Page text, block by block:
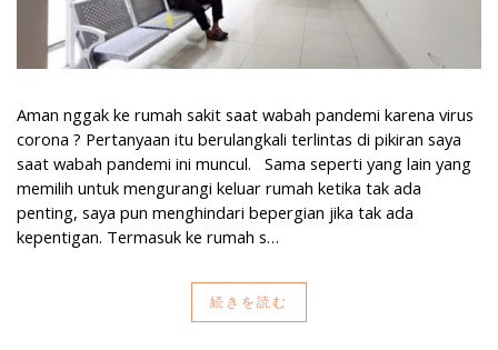
Aman nggak ke rumah sakit saat wabah pandemi karena virus
corona ? Pertanyaan itu berulangkali terlintas di pikiran saya
saat wabah pandemi ini muncul. Sama seperti yang lain yang
memilih untuk mengurangi keluar rumah ketika tak ada
penting, saya pun menghindari bepergian jika tak ada
kepentigan. Termasuk ke rumah s…
続きを読む